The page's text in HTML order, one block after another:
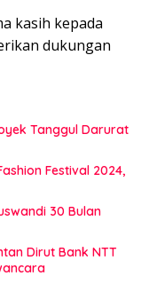
kasih kepada
dukungan
Tanggul Darurat
Festival 2024,
30 Bulan
Dirut Bank NTT